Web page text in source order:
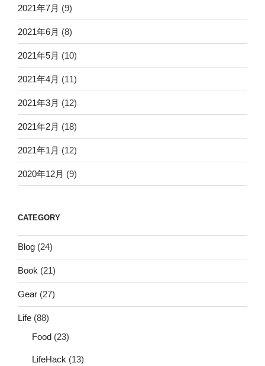
2021年7月 (9)
2021年6月 (8)
2021年5月 (10)
2021年4月 (11)
2021年3月 (12)
2021年2月 (18)
2021年1月 (12)
2020年12月 (9)
CATEGORY
Blog (24)
Book (21)
Gear (27)
Life (88)
Food (23)
LifeHack (13)